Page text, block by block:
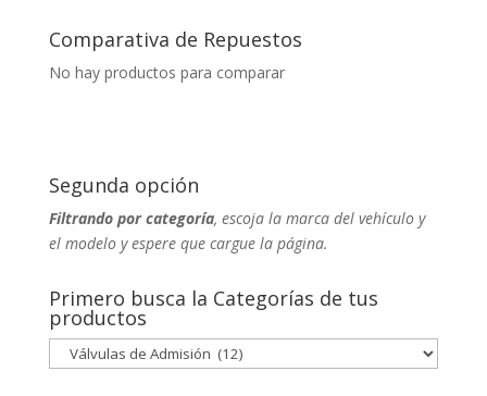
Comparativa de Repuestos
No hay productos para comparar
Segunda opción
Filtrando por categoría, escoja la marca del vehículo y
el modelo y espere que cargue la página.
Primero busca la Categorías de tus
productos